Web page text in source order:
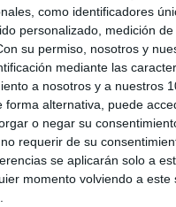
como identificadores
personalizado, medición
su permiso, nosotros y
mediante las
a nosotros y a nuestros
forma alternativa, puede
o negar su
requerir de su
se aplicarán solo a
momento volviendo a
en la sílaba inicial-3 (fonema p)
las fichas anteriores
en la sílaba inicial-1
en la sílaba inicial-2